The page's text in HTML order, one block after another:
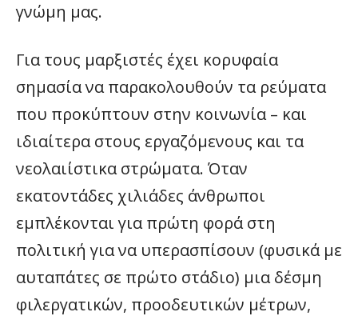
γνώμη μας.
Για τους μαρξιστές έχει κορυφαία
σημασία να παρακολουθούν τα ρεύματα
που προκύπτουν στην κοινωνία – και
ιδιαίτερα στους εργαζόμενους και τα
νεολαιίστικα στρώματα. Όταν
εκατοντάδες χιλιάδες άνθρωποι
εμπλέκονται για πρώτη φορά στη
πολιτική για να υπερασπίσουν (φυσικά με
αυταπάτες σε πρώτο στάδιο) μια δέσμη
φιλεργατικών, προοδευτικών μέτρων,